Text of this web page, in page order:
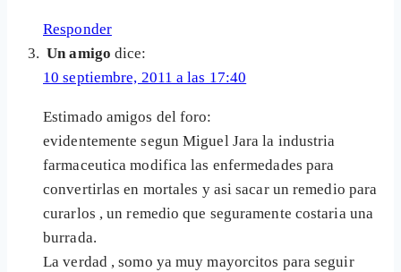
Responder
Un amigo dice:
10 septiembre, 2011 a las 17:40
Estimado amigos del foro:
evidentemente segun Miguel Jara la industria
farmaceutica modifica las enfermedades para
convertirlas en mortales y asi sacar un remedio para
curarlos , un remedio que seguramente costaria una
burrada.
La verdad , somo ya muy mayorcitos para seguir